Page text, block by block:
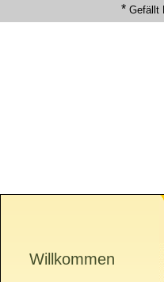
* Gefällt
Willkommen